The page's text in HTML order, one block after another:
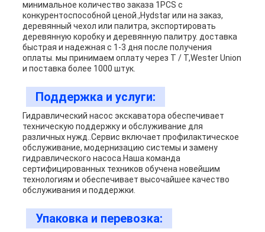
минимальное количество заказа 1PCS с
конкурентоспособной ценой.,Hydstar или на заказ,
деревянный чехол или палитра, экспортировать
деревянную коробку и деревянную палитру. доставка
быстрая и надежная с 1-3 дня после получения
оплаты. мы принимаем оплату через T / T,Wester Union
и поставка более 1000 штук.
Поддержка и услуги:
Гидравлический насос экскаватора обеспечивает
техническую поддержку и обслуживание для
различных нужд..Сервис включает профилактическое
обслуживание, модернизацию системы и замену
гидравлического насоса.Наша команда
сертифицированных техников обучена новейшим
технологиям и обеспечивает высочайшее качество
обслуживания и поддержки.
Упаковка и перевозка: